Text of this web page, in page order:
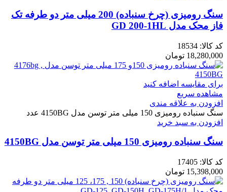
سنگ رومیزی (چرخ سنباده) 200 میلی متر دو طرفه تک
فاز محک مدل GD 200-1HL
کد کالا: 18534
18,280,000 تومان
برای مقایسه اضافه کنید
مشاهده سریع
افزودن به علاقه مندی
سنگ سنباده رومیزی 150 میلی متر توسن مدل 4150BG عدد
افزودن به سبد خرید
سنگ سنباده رومیزی 150 میلی متر توسن مدل 4150BG
کد کالا: 17405
15,398,000 تومان